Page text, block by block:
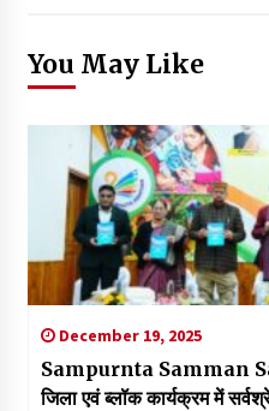
You May Like
December 19, 2025
Sampurnta Samman
जिला एवं ब्लॉक कार्यक्रम में